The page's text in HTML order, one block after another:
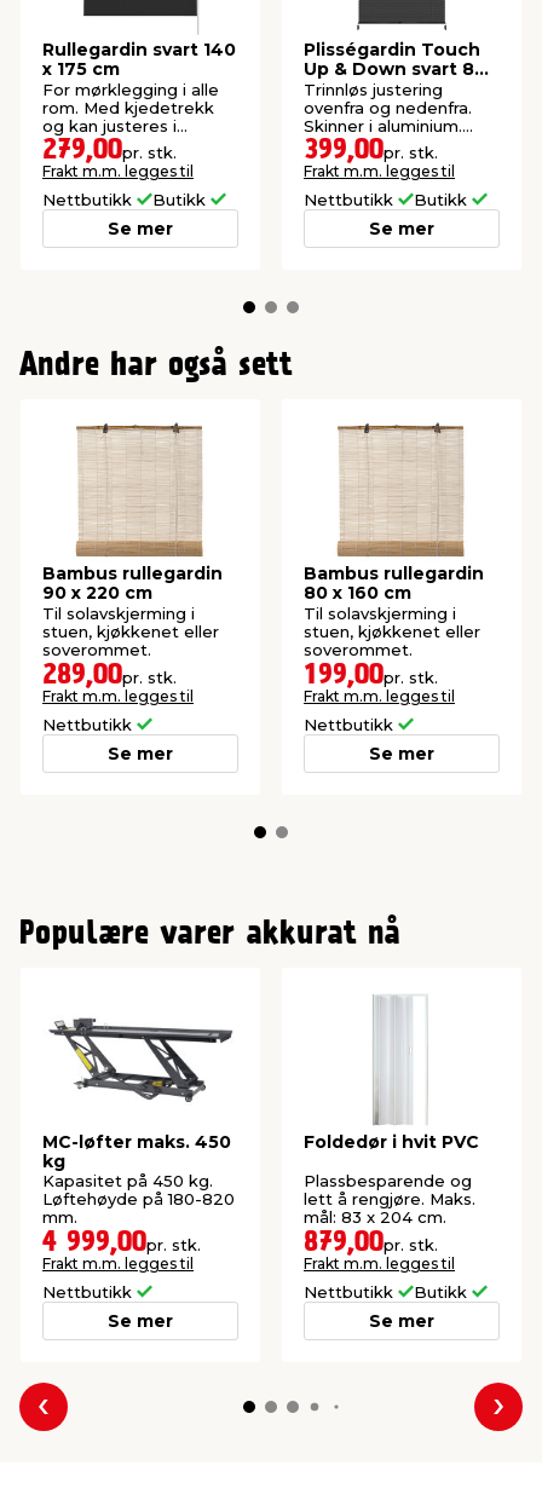
Rullegardin svart 140
x 175 cm
For mørklegging i alle
rom. Med kjedetrekk
og kan justeres i
bredden.
279,00pr. stk.
Frakt m.m. legges til
Nettbutikk Butikk
Se mer
Plisségardin Touch
Up & Down svart 80
x 130 cm
Trinnløs justering
ovenfra og nedenfra.
Skinner i aluminium.
Justerbar bredde.
Inkluderer beslag og
skruer.
399,00pr. stk.
Frakt m.m. legges til
Nettbutikk Butikk
Se mer
Andre har også sett
Bambus rullegardin
90 x 220 cm
Til solavskjerming i
stuen, kjøkkenet eller
soverommet.
289,00pr. stk.
Frakt m.m. legges til
Nettbutikk
Se mer
Bambus rullegardin
80 x 160 cm
Til solavskjerming i
stuen, kjøkkenet eller
soverommet.
199,00pr. stk.
Frakt m.m. legges til
Nettbutikk
Se mer
Populære varer akkurat nå
MC-løfter maks. 450
kg
Kapasitet på 450 kg.
Løftehøyde på 180-820
mm.
4 999,00pr. stk.
Frakt m.m. legges til
Nettbutikk
Se mer
Foldedør i hvit PVC
Plassbesparende og
lett å rengjøre. Maks.
mål: 83 x 204 cm.
879,00pr. stk.
Frakt m.m. legges til
Nettbutikk Butikk
Se mer
Forrige